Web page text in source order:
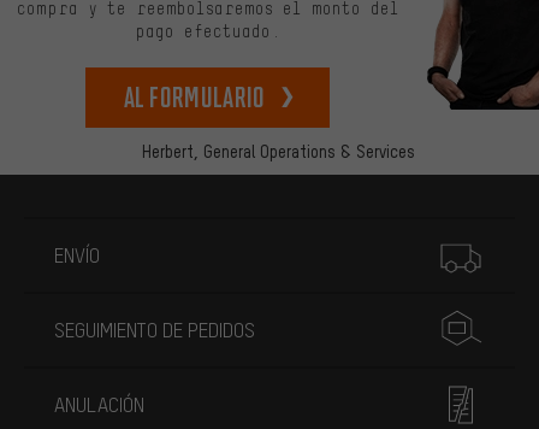
Herbert, General Operations & Services
compra y te reembolsaremos el monto del
pago efectuado.
Al formulario
ENVÍO
SEGUIMIENTO DE PEDIDOS
ANULACIÓN